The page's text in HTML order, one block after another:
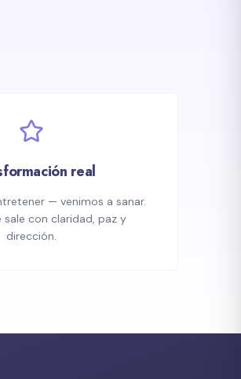
real
— venimos a sanar.
sale con claridad, paz y
dirección.